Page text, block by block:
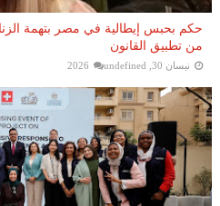
حكم بحبس إيطالية في مصر بتهمة
من تطبيق القانون
نيسان 30, 2026 undefined